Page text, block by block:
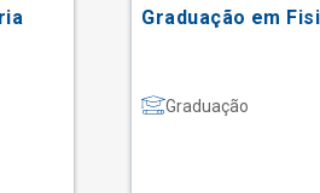
Graduação em
Graduação